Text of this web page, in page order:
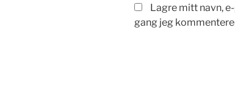
Lagre mitt navn,
gang jeg